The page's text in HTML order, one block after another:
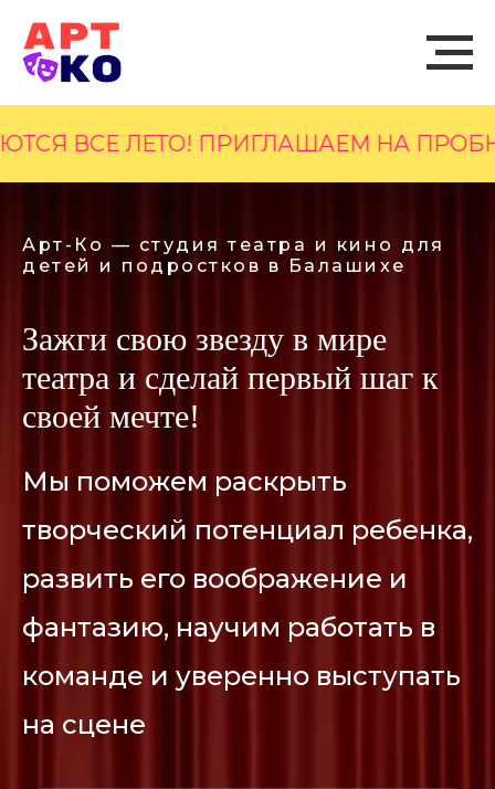
ЛЕТО! ПРИГЛАШАЕМ НА ПРОБНОЕ
Арт-Ко — студия театра и кино для
детей и подростков в Балашихе
Зажги свою звезду в мире
театра и сделай первый шаг к
своей мечте!
Мы поможем раскрыть
творческий потенциал ребенка,
развить его воображение и
фантазию, научим работать в
команде и уверенно выступать
на сцене